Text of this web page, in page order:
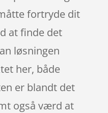
fortryde dit
at finde det
løsningen
her, både
er blandt det
også værd at